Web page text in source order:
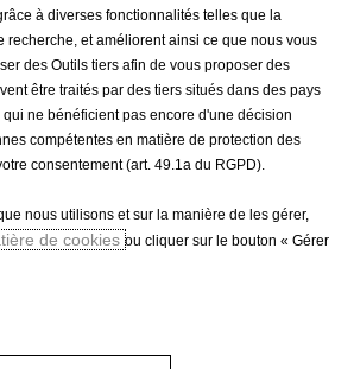
€TTC/unité
+
Produit en rupture
AJOUTER
Paiement en plusieurs fois
parfaitement aux spécificités du
à diverses fonctionnalités telles que la
et améliorent ainsi ce que nous vous
des Outils tiers afin de vous proposer des
être traités par des tiers situés dans des pays
ne bénéficient pas encore d'une décision
compétentes en matière de protection des
consentement (art. 49.1a du RGPD).
nous utilisons et sur la manière de les gérer,
de cookies ou cliquer sur le bouton « Gérer